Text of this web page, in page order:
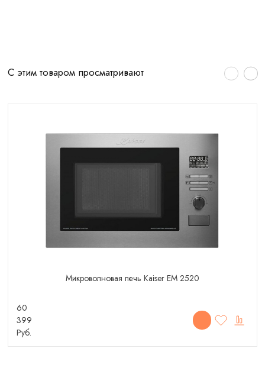
С этим товаром просматривают
Микроволновая печь Kaiser EM 2520
60
399
Руб.